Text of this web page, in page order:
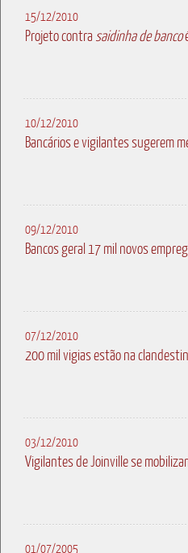
15/12/2010
Projeto contra saidinha de banco
10/12/2010
Bancários e vigilantes sugerem
09/12/2010
Bancos geral 17 mil novos
07/12/2010
200 mil vigias estão na
03/12/2010
Vigilantes de Joinville se
01/07/2005